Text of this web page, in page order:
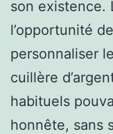
son existence.
l’opportunité
personnaliser
cuillère
habituels
honnête, sans